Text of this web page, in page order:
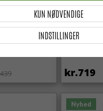
Gombalia
Uldtæppe -
kr.719
Nyhed
INDSTILLINGER
KUN NØDVENDIGE